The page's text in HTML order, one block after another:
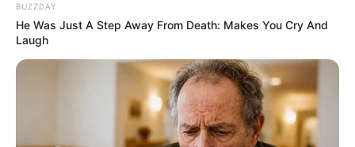
BUZZDAY
He Was Just A Step Away From Death: Makes You Cry And
Laugh